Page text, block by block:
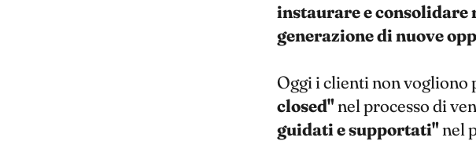
instaurare e
generazione di nuove
Oggi i clienti non vogliono
closed"nel processo di
guidati e supportati"nel